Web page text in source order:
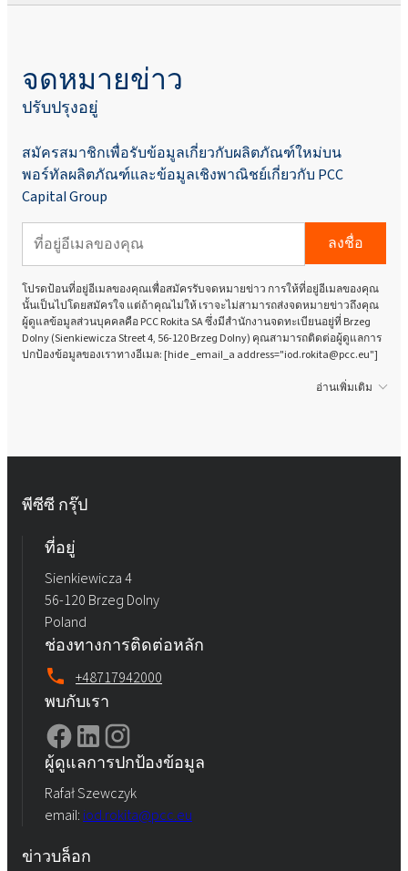
จดหมายข่าว
ปรับปรุงอยู่
สมัครสมาชิกเพื่อรับข้อมูลเกี่ยวกับผลิตภัณฑ์ใหม่บน
พอร์ทัลผลิตภัณฑ์และข้อมูลเชิงพาณิชย์เกี่ยวกับ PCC
Capital Group
ลงชื่อ
โปรดป้อนที่อยู่อีเมลของคุณเพื่อสมัครรับจดหมายข่าว การให้ที่อยู่อีเมลของคุณ
นั้นเป็นไปโดยสมัครใจ แต่ถ้าคุณไม่ให้ เราจะไม่สามารถส่งจดหมายข่าวถึงคุณ
ผู้ดูแลข้อมูลส่วนบุคคลคือ PCC Rokita SA ซึ่งมีสำนักงานจดทะเบียนอยู่ที่ Brzeg
Dolny (Sienkiewicza Street 4, 56-120 Brzeg Dolny) คุณสามารถติดต่อผู้ดูแลการ
ปกป้องข้อมูลของเราทางอีเมล: [hide _email_a address="iod.rokita@pcc.eu"]
อ่านเพิ่มเติม
พีซีซี กรุ๊ป
ที่อยู่
Sienkiewicza 4
56-120 Brzeg Dolny
Poland
ช่องทางการติดต่อหลัก
+48717942000
พบกับเรา
ผู้ดูแลการปกป้องข้อมูล
Rafał Szewczyk
email: iod.rokita@pcc.eu
ข่าวบล็อก